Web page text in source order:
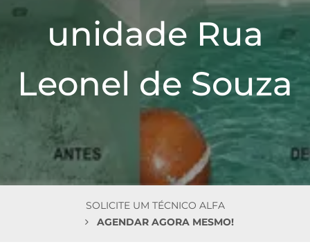
unidade Rua
Leonel de Souza
SOLICITE UM TÉCNICO ALFA
AGENDAR AGORA MESMO!